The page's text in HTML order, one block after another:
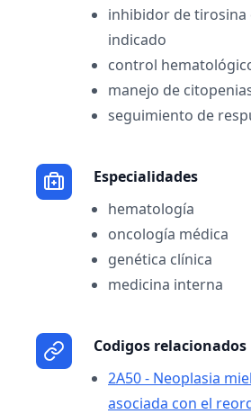
inhibidor de tirosina
indicado
control
manejo de
seguimiento de
Especialidades
hematología
oncología médica
genética clínica
medicina interna
Codigos relacionados
2A50 - Neoplasia
asociada con el